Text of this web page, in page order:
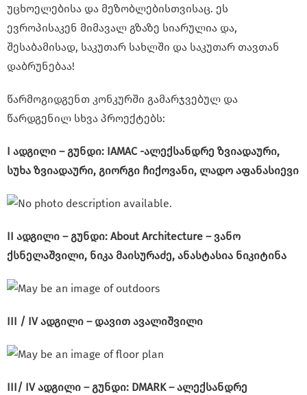
უცხოელებისა და მეზობლებისთვისაც. ეს
ევროპისაკენ მიმავალ გზაზე სიარულია და,
შესაბამისად, საკუთარ სახლში და საკუთარ თავთან
დაბრუნებაა!
წარმოგიდგენთ კონკურში გამარჯვებულ და
წარდგენილ სხვა პროექტებს:
I ადგილი – გუნდი: IAMAC -ალექსანდრე ზვიადაური,
სუხა ზვიადაური, გიორგი ჩიქოვანი, ლადო აფანასიევი
II ადგილი – გუნდი: About Architecture – ვანო
ქსნელაშვილი, ნიკა მაისურაძე, ანასტასია ნიკიტინა
III / IV ადგილი – დავით ავალიშვილი
III/ IV ადგილი – გუნდი: DMARK – ალექსანდრე